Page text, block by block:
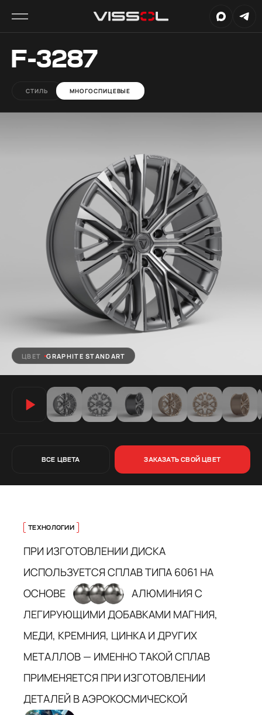
F-3287
СТИЛЬ МНОГОСПИЦЕВЫЕ
ВСЕ ЦВЕТА ЗАКАЗАТЬ СВОЙ ЦВЕТ
ЦВЕТ GRAPHITE STANDART
ТЕХНОЛОГИИ
ПРИ ИЗГОТОВЛЕНИИ ДИСКА
ИСПОЛЬЗУЕТСЯ СПЛАВ ТИПА 6061 НА
ОСНОВЕ
АЛЮМИНИЯ С
ЛЕГИРУЮЩИМИ ДОБАВКАМИ МАГНИЯ,
МЕДИ, КРЕМНИЯ, ЦИНКА И ДРУГИХ
МЕТАЛЛОВ — ИМЕННО ТАКОЙ СПЛАВ
ПРИМЕНЯЕТСЯ ПРИ ИЗГОТОВЛЕНИИ
ДЕТАЛЕЙ В АЭРОКОСМИЧЕСКОЙ